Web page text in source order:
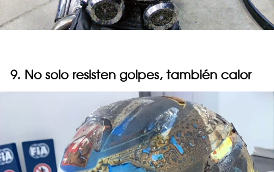
9. No solo resisten golpes, también calor